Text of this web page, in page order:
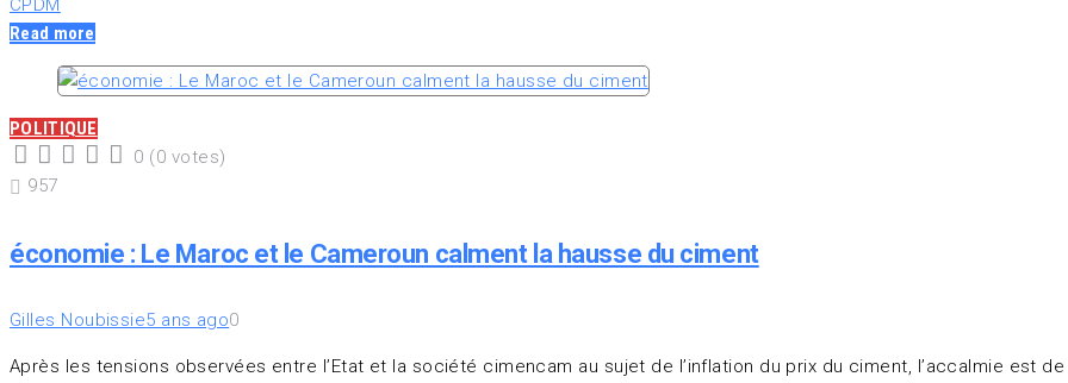
CPDM
Read more
POLITIQUE
2
1
0 (0 votes)
957
économie : Le Maroc et le Cameroun calment la hausse du ciment
Gilles Noubissie5 ans ago0
Après les tensions observées entre l’Etat et la société cimencam au sujet de l’inflation du prix du ciment, l’accalmie est de